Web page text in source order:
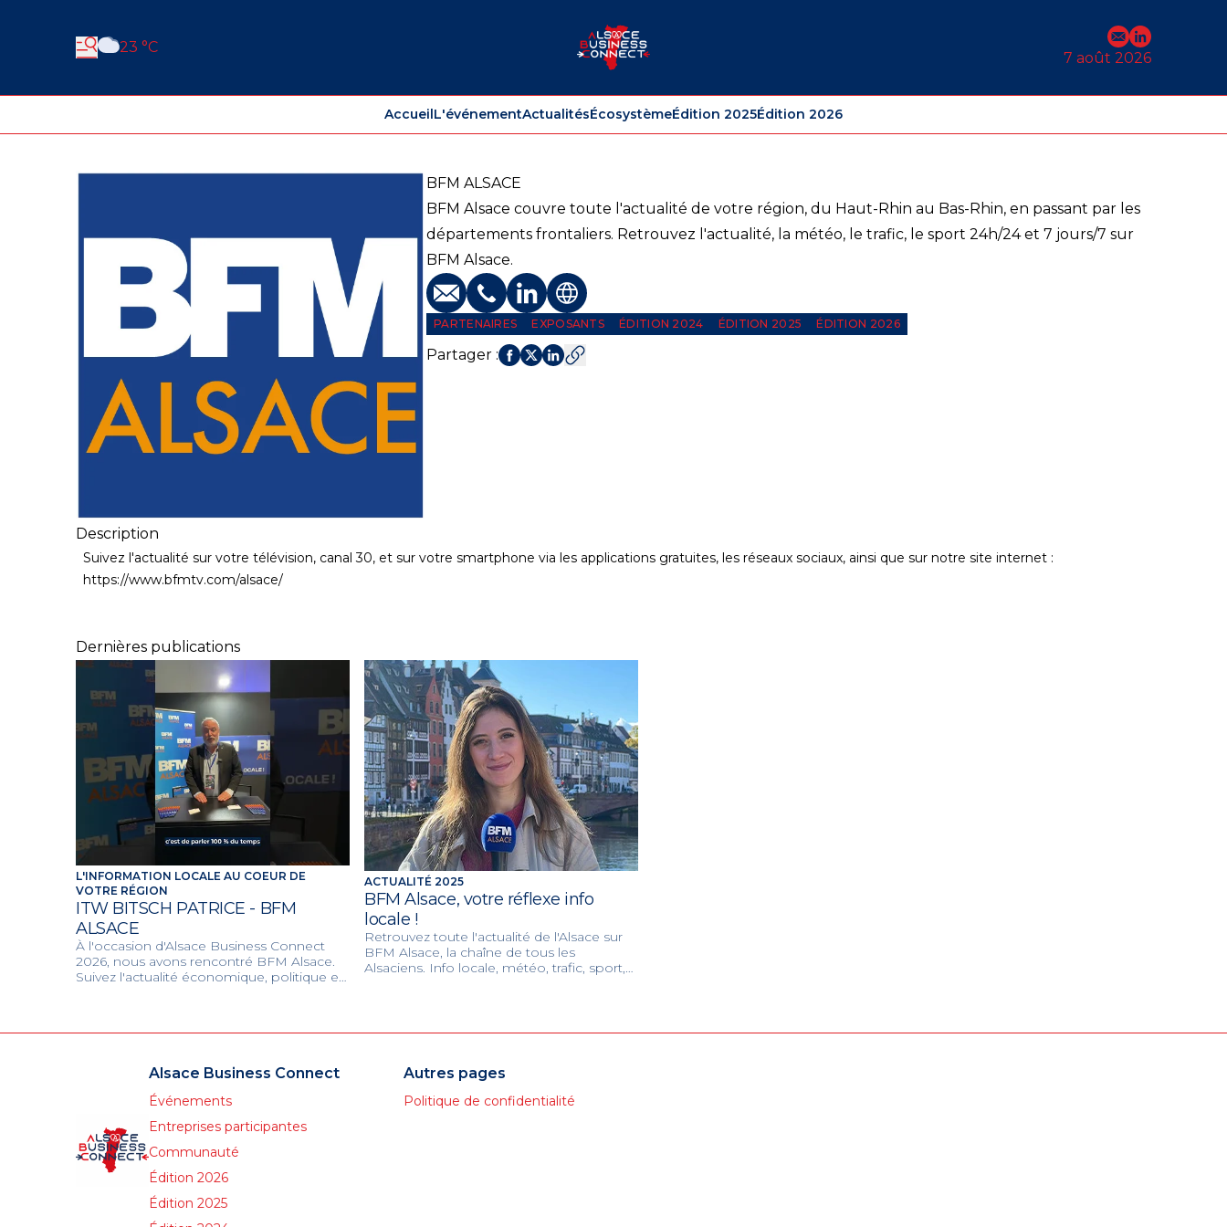
23 °C
E-mail
Profil
7 août 2026
AccueilL'événementActualitésÉcosystèmeÉdition 2025Édition 2026
BFM ALSACE
BFM Alsace couvre toute l'actualité de votre région, du Haut-Rhin au Bas-Rhin, en passant par les
départements frontaliers. Retrouvez l'actualité, la météo, le trafic, le sport 24h/24 et 7 jours/7 sur
BFM Alsace.
E-mailTéléphoneProfil LinkedIn
Site web
PARTENAIRES EXPOSANTS ÉDITION 2024 ÉDITION 2025 ÉDITION 2026
Partager :
Description
Suivez l'actualité sur votre télévision, canal 30, et sur votre smartphone via les applications gratuites, les réseaux sociaux, ainsi que sur notre site internet :
https://www.bfmtv.com/alsace/
Dernières publications
L'INFORMATION LOCALE AU COEUR DE
VOTRE RÉGION
ITW BITSCH PATRICE - BFM
ALSACE
À l'occasion d'Alsace Business Connect
2026, nous avons rencontré BFM Alsace.
Suivez l'actualité économique, politique et
ACTUALITÉ 2025
BFM Alsace, votre réflexe info
locale !
Retrouvez toute l'actualité de l'Alsace sur
BFM Alsace, la chaîne de tous les
Alsaciens. Info locale, météo, trafic, sport,
Alsace Business Connect
Événements
Entreprises participantes
Communauté
Édition 2026
Édition 2025
Autres pages
Politique de confidentialité